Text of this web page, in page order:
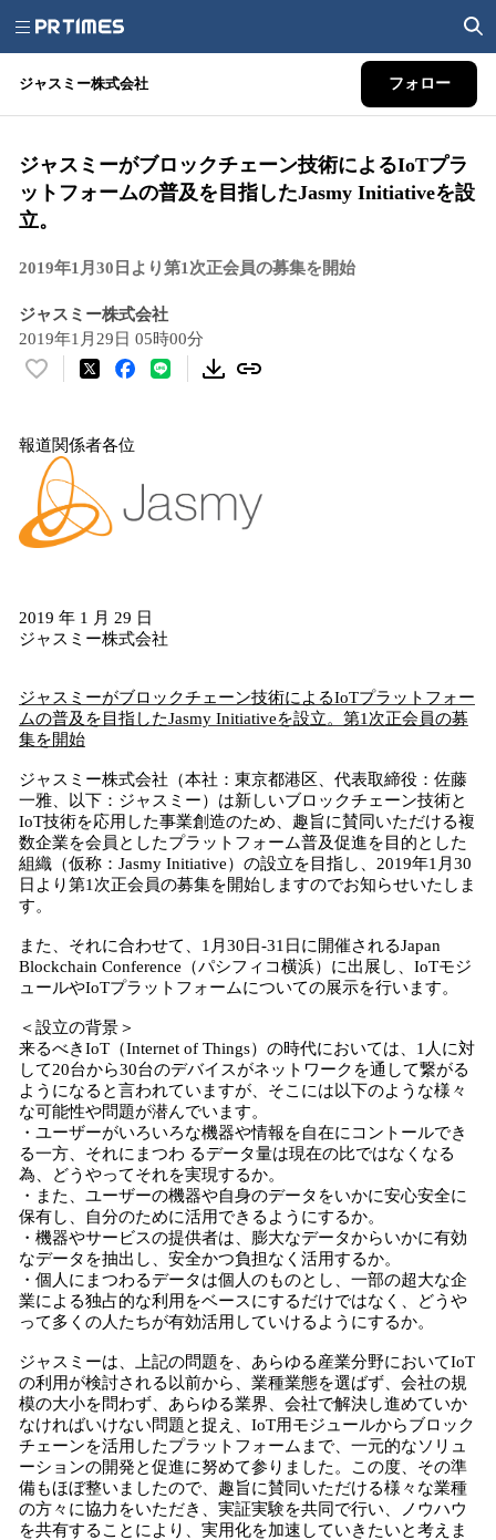
ジャスミー株式会社 フォロー
ジャスミーがブロックチェーン技術によるIoTプラ
ットフォームの普及を目指したJasmy Initiativeを設
立。
2019年1月30日より第1次正会員の募集を開始
ジャスミー株式会社
2019年1月29日 05時00分
い
！
数
を
読
み
中
で
報道関係者各位
2019 年 1 月 29 日
ジャスミー株式会社
ジャスミーがブロックチェーン技術によるIoTプラットフォー
ムの普及を目指したJasmy Initiativeを設立。第1次正会員の募
集を開始
ジャスミー株式会社（本社：東京都港区、代表取締役：佐藤
一雅、以下：ジャスミー）は新しいブロックチェーン技術と
IoT技術を応用した事業創造のため、趣旨に賛同いただける複
数企業を会員としたプラットフォーム普及促進を目的とした
組織（仮称：Jasmy Initiative）の設立を目指し、2019年1月30
日より第1次正会員の募集を開始しますのでお知らせいたしま
す。
また、それに合わせて、1月30日-31日に開催されるJapan
Blockchain Conference（パシフィコ横浜）に出展し、IoTモジ
ュールやIoTプラットフォームについての展示を行います。
＜設立の背景＞
来るべきIoT（Internet of Things）の時代においては、1人に対
して20台から30台のデバイスがネットワークを通して繋がる
ようになると言われていますが、そこには以下のような様々
な可能性や問題が潜んでいます。
・ユーザーがいろいろな機器や情報を自在にコントールでき
る一方、それにまつわ るデータ量は現在の比ではなくなる
為、どうやってそれを実現するか。
・また、ユーザーの機器や自身のデータをいかに安心安全に
保有し、自分のために活用できるようにするか。
・機器やサービスの提供者は、膨大なデータからいかに有効
なデータを抽出し、安全かつ負担なく活用するか。
・個人にまつわるデータは個人のものとし、一部の超大な企
業による独占的な利用をベースにするだけではなく、どうや
って多くの人たちが有効活用していけるようにするか。
ジャスミーは、上記の問題を、あらゆる産業分野においてIoT
の利用が検討される以前から、業種業態を選ばず、会社の規
模の大小を問わず、あらゆる業界、会社で解決し進めていか
なければいけない問題と捉え、IoT用モジュールからブロック
チェーンを活用したプラットフォームまで、一元的なソリュ
ーションの開発と促進に努めて参りました。この度、その準
備もほぼ整いましたので、趣旨に賛同いただける様々な業種
の方々に協力をいただき、実証実験を共同で行い、ノウハウ
を共有することにより、実用化を加速していきたいと考えま